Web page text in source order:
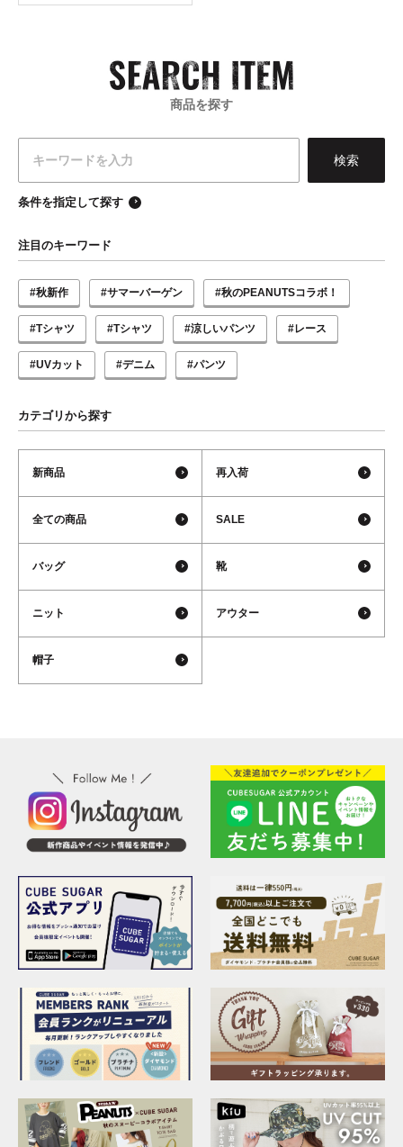
商品を探す
条件を指定して探す
注目のキーワード
#秋新作 #サマーバーゲン #秋のPEANUTSコラボ！
#Tシャツ #Tシャツ #涼しいパンツ #レース
#UVカット #デニム #パンツ
カテゴリから探す
新商品 再入荷
全ての商品 SALE
バッグ 靴
ニット アウター
帽子